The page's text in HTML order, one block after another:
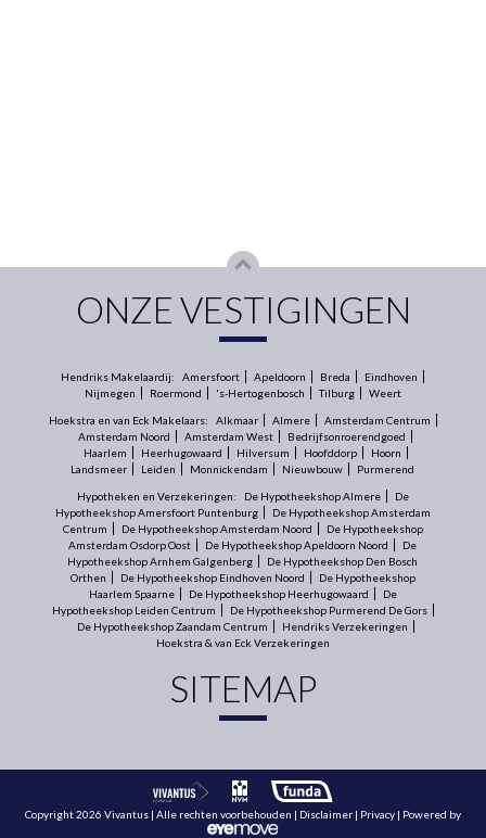
ONZE VESTIGINGEN
Hendriks Makelaardij: Amersfoort Apeldoorn Breda
Eindhoven
Nijmegen
Roermond 's-Hertogenbosch Tilburg Weert
Hoekstra en van Eck Makelaars: Alkmaar Almere
Amsterdam Centrum
Amsterdam Noord
Amsterdam West
Bedrijfsonroerendgoed
Haarlem
Heerhugowaard Hilversum Hoofddorp
Hoorn
Landsmeer
Leiden Monnickendam Nieuwbouw Purmerend
Hypotheken en Verzekeringen: De Hypotheekshop Almere
De
Hypotheekshop Amersfoort Puntenburg
De Hypotheekshop Amsterdam
Centrum
De Hypotheekshop Amsterdam Noord
De Hypotheekshop
Amsterdam Osdorp Oost
De Hypotheekshop Apeldoorn Noord
De
Hypotheekshop Arnhem Galgenberg
De Hypotheekshop Den Bosch
Orthen
De Hypotheekshop Eindhoven Noord
De Hypotheekshop
Haarlem Spaarne
De Hypotheekshop Heerhugowaard
De
Hypotheekshop Leiden Centrum
De Hypotheekshop Purmerend De Gors
De Hypotheekshop Zaandam Centrum
Hendriks Verzekeringen
Hoekstra & van Eck Verzekeringen
SITEMAP
Copyright 2026 Vivantus | Alle rechten voorbehouden | Disclaimer | Privacy | Powered by